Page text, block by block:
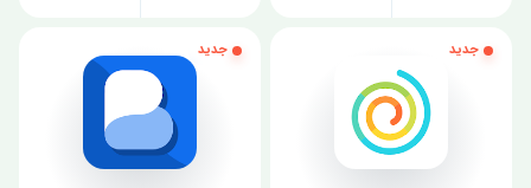
جديد جديد